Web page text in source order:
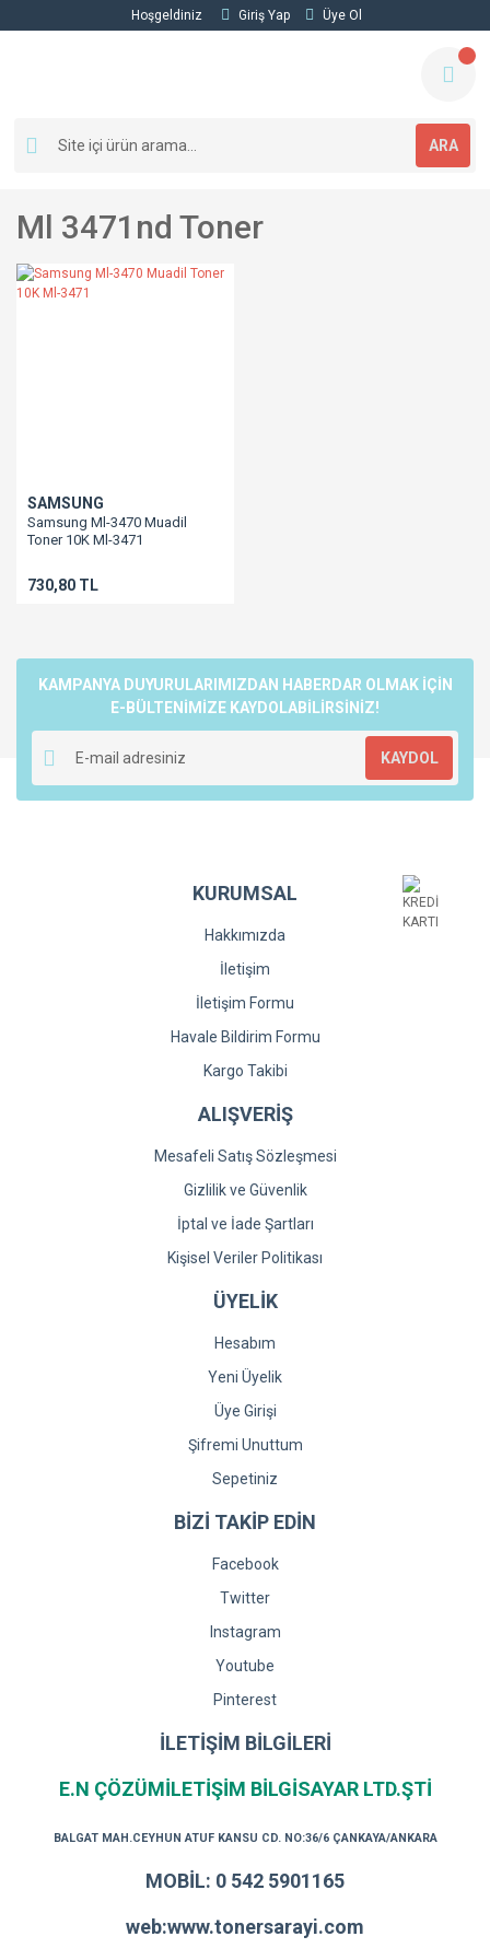
Hoşgeldiniz Giriş Yap Üye Ol
ARA
Ml 3471nd Toner
SAMSUNG
Samsung Ml-3470 Muadil
Toner 10K Ml-3471
730,80 TL
KAMPANYA DUYURULARIMIZDAN HABERDAR OLMAK İÇİN
E-BÜLTENİMİZE KAYDOLABİLİRSİNİZ!
KAYDOL
KURUMSAL
Hakkımızda
İletişim
İletişim Formu
Havale Bildirim Formu
Kargo Takibi
ALIŞVERİŞ
Mesafeli Satış Sözleşmesi
Gizlilik ve Güvenlik
İptal ve İade Şartları
Kişisel Veriler Politikası
ÜYELİK
Hesabım
Yeni Üyelik
Üye Girişi
Şifremi Unuttum
Sepetiniz
BİZİ TAKİP EDİN
Facebook
Twitter
Instagram
Youtube
Pinterest
İLETİŞİM BİLGİLERİ
E.N ÇÖZÜMİLETİŞİM BİLGİSAYAR LTD.ŞTİ
BALGAT MAH.CEYHUN ATUF KANSU CD. NO:36/6 ÇANKAYA/ANKARA
MOBİL: 0 542 5901165
web:www.tonersarayi.com